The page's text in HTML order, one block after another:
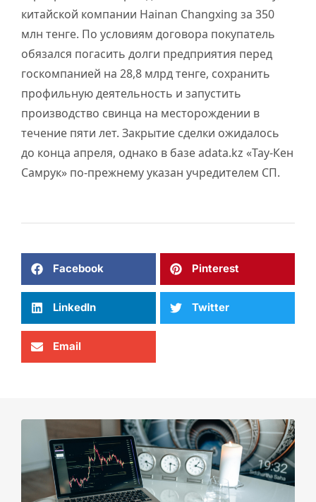
китайской компании Hainan Changxing за 350
млн тенге. По условиям договора покупатель
обязался погасить долги предприятия перед
госкомпанией на 28,8 млрд тенге, сохранить
профильную деятельность и запустить
производство свинца на месторождении в
течение пяти лет. Закрытие сделки ожидалось
до конца апреля, однако в базе adata.kz «Тау-Кен
Самрук» по-прежнему указан учредителем СП.
Facebook Pinterest
LinkedIn Twitter
Email